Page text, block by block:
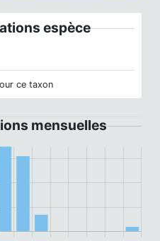
espèce
ce taxon
mensuelles